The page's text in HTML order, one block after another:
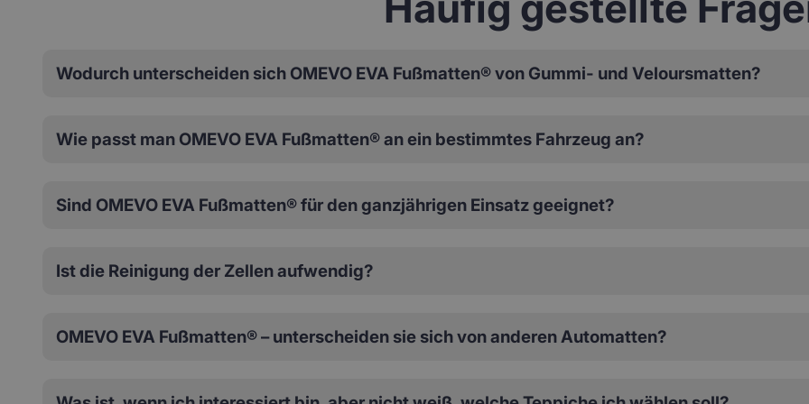
Wodurch unterscheiden sich OMEVO EVA Fußmatten® von Gummi- und Veloursmatten?
Wie passt man OMEVO EVA Fußmatten® an ein bestimmtes Fahrzeug an?
Sind OMEVO EVA Fußmatten® für den ganzjährigen Einsatz geeignet?
Ist die Reinigung der Zellen aufwendig?
OMEVO EVA Fußmatten® – unterscheiden sie sich von anderen Automatten?